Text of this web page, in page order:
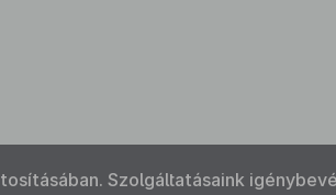
Szolgáltatásaink